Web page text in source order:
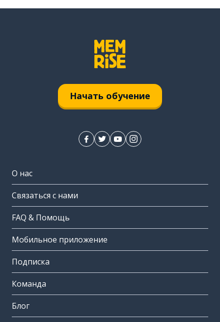
Начать обучение
О нас
Связаться с нами
FAQ & Помощь
Мобильное приложение
Подписка
Команда
Блог